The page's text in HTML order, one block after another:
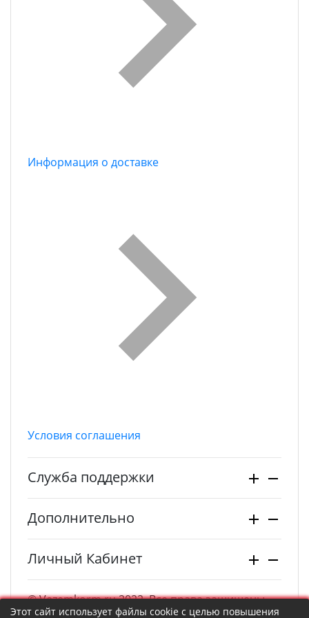
Информация о доставке
Условия соглашения
Служба поддержки
Дополнительно
Личный Кабинет
© Vezemkorm.ru 2022. Все права защищены.
Этот сайт использует файлы cookie с целью повышения